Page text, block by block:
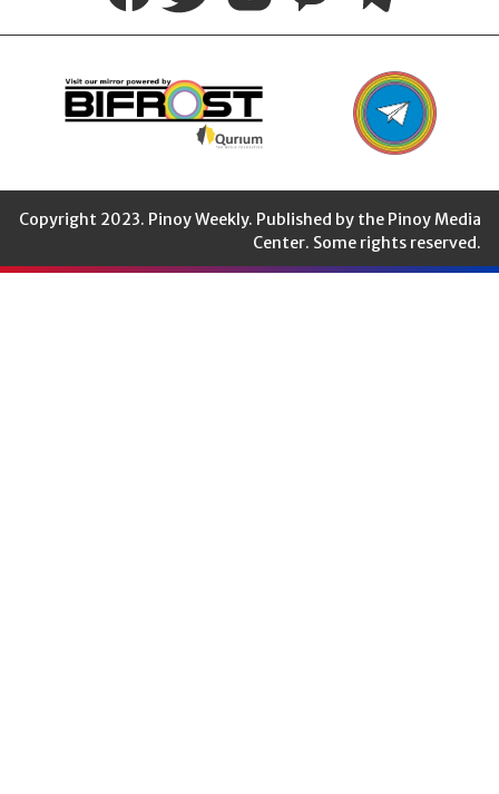
Copyright 2023. Pinoy Weekly. Published by the Pinoy Media
Center. Some rights reserved.